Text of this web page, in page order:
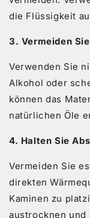
die Flüssigkeit
3. Vermeiden
Verwenden Sie
Alkohol oder
können das
natürlichen Öle
4. Halten Sie
Vermeiden Sie
direkten
Kaminen zu
austrocknen und